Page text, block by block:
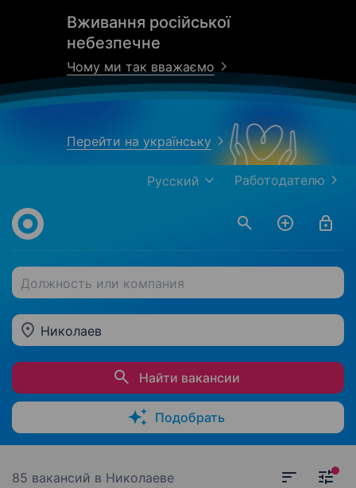
Вживання російської
небезпечне
Чому ми так вважаємо
Перейти на українську
Работодателю
Русский
Должность или компания
Николаев
Найти вакансии
Подобрать
85 вакансий в Николаеве